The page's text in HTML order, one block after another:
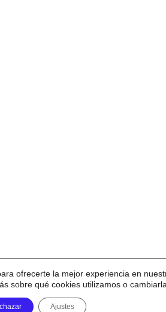
ofrecerte la mejor experiencia en
sobre qué cookies utilizamos o
Ajustes